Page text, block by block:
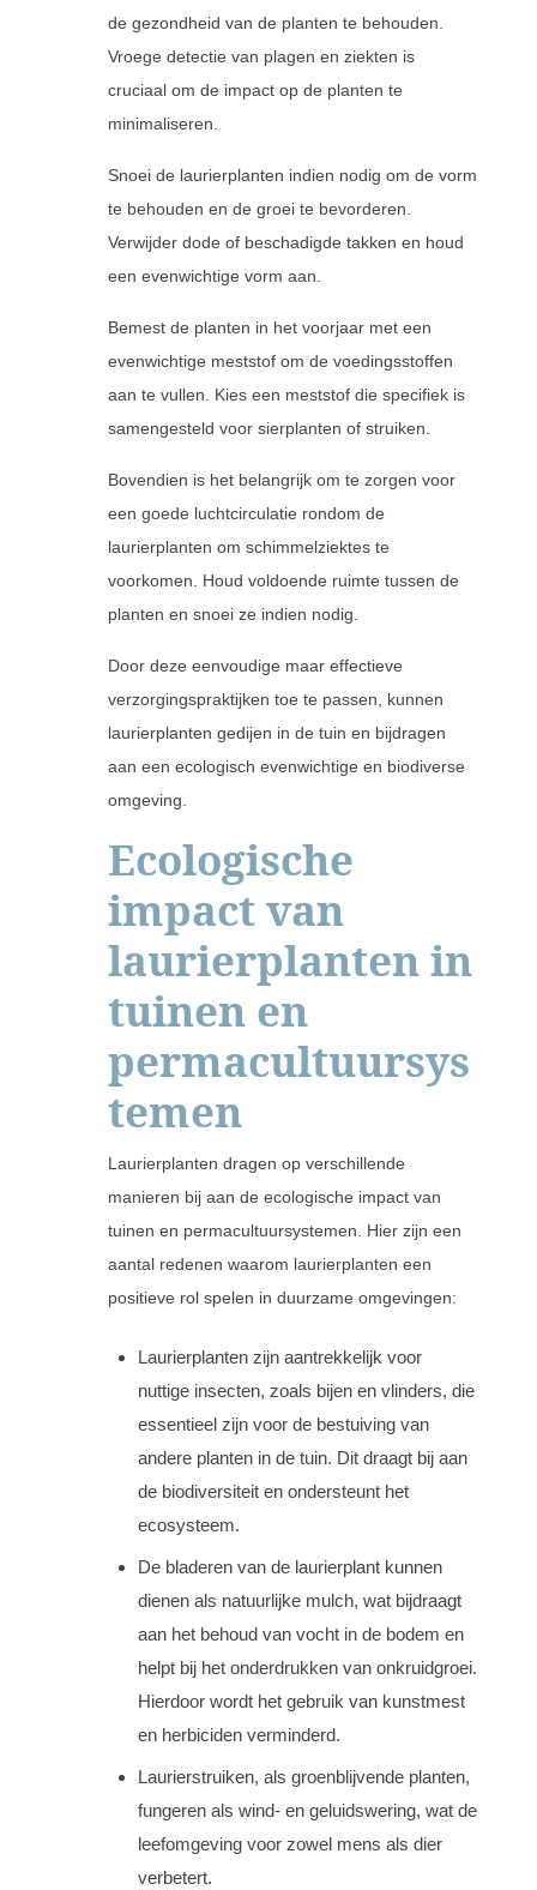
de gezondheid van de planten te behouden.
Vroege detectie van plagen en ziekten is
cruciaal om de impact op de planten te
minimaliseren.
Snoei de laurierplanten indien nodig om de vorm
te behouden en de groei te bevorderen.
Verwijder dode of beschadigde takken en houd
een evenwichtige vorm aan.
Bemest de planten in het voorjaar met een
evenwichtige meststof om de voedingsstoffen
aan te vullen. Kies een meststof die specifiek is
samengesteld voor sierplanten of struiken.
Bovendien is het belangrijk om te zorgen voor
een goede luchtcirculatie rondom de
laurierplanten om schimmelziektes te
voorkomen. Houd voldoende ruimte tussen de
planten en snoei ze indien nodig.
Door deze eenvoudige maar effectieve
verzorgingspraktijken toe te passen, kunnen
laurierplanten gedijen in de tuin en bijdragen
aan een ecologisch evenwichtige en biodiverse
omgeving.
Ecologische
impact van
laurierplanten in
tuinen en
permacultuursys
temen
Laurierplanten dragen op verschillende
manieren bij aan de ecologische impact van
tuinen en permacultuursystemen. Hier zijn een
aantal redenen waarom laurierplanten een
positieve rol spelen in duurzame omgevingen:
Laurierplanten zijn aantrekkelijk voor
nuttige insecten, zoals bijen en vlinders, die
essentieel zijn voor de bestuiving van
andere planten in de tuin. Dit draagt bij aan
de biodiversiteit en ondersteunt het
ecosysteem.
De bladeren van de laurierplant kunnen
dienen als natuurlijke mulch, wat bijdraagt
aan het behoud van vocht in de bodem en
helpt bij het onderdrukken van onkruidgroei.
Hierdoor wordt het gebruik van kunstmest
en herbiciden verminderd.
Laurierstruiken, als groenblijvende planten,
fungeren als wind- en geluidswering, wat de
leefomgeving voor zowel mens als dier
verbetert.